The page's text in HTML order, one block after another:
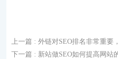
上一篇 : 外链对SEO排名非常重要
下一篇 : 新站做SEO如何提高网站